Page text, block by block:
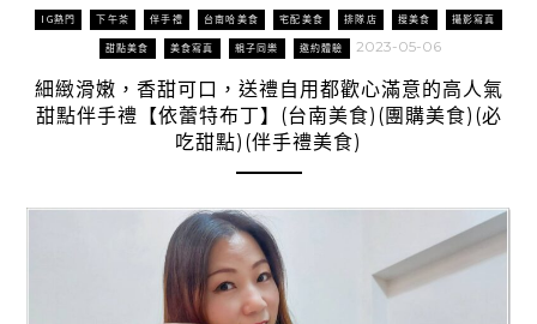
IG熱門 下午茶 伴手禮 台南哈美食 宅配美食 排隊店 搜美食 攝影寫真
甜點美食 美食寫真 親子同樂 邀約體驗 2023-05-06
細緻滑嫩，香甜可口，送禮自用都歡心滿意的高人氣
甜點伴手禮【依蕾特布丁】(台南美食)(團購美食)(必
吃甜點)(伴手禮美食)